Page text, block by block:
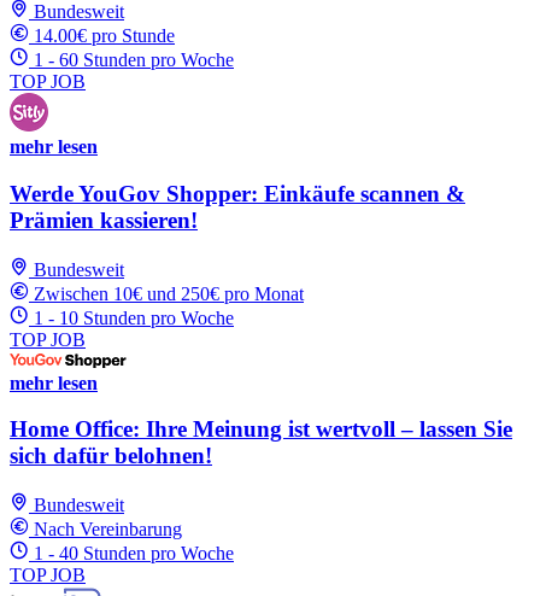
Bundesweit
14.00€ pro Stunde
1 - 60 Stunden pro Woche
TOP JOB
mehr lesen
Werde YouGov Shopper: Einkäufe scannen &
Prämien kassieren!
Bundesweit
Zwischen 10€ und 250€ pro Monat
1 - 10 Stunden pro Woche
TOP JOB
mehr lesen
Home Office: Ihre Meinung ist wertvoll – lassen Sie
sich dafür belohnen!
Bundesweit
Nach Vereinbarung
1 - 40 Stunden pro Woche
TOP JOB